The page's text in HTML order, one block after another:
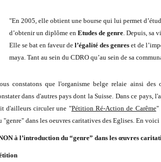
"En 2005, elle obtient une bourse qui lui permet
d’obtenir un diplôme en Etudes de genre. Depuis, sa
Elle se bat en faveur de l’égalité des genreset de
maya. Tant au sein du CDRO qu’au sein de sa
constatons que l'organisme belge relaie ainsi des
dans d'autres pays dont la Suisse. Dans ce pays,
d'ailleurs circuler une "Pétition Ré-Action de Carême"
"genre" dans les oeuvres caritatives des Eglises. En
à l’introduction du “genre” dans les œuvres